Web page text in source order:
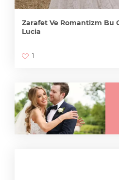
Zarafet Ve Romantizm Bu
Lucia
1